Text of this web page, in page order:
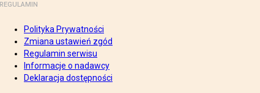
REGULAMIN
Polityka Prywatności
Zmiana ustawień zgód
Regulamin serwisu
Informacje o nadawcy
Deklaracja dostępności